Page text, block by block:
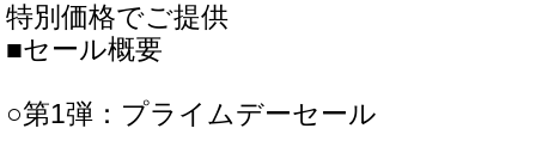
特別価格でご提供
■セール概要
○第1弾：プライムデーセール